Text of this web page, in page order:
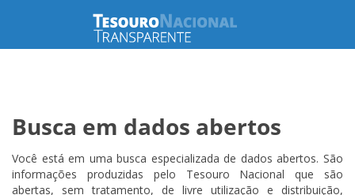
Busca em dados abertos
Você está em uma busca especializada de dados abertos. São
informações produzidas pelo Tesouro Nacional que são
abertas, sem tratamento, de livre utilização e distribuição,